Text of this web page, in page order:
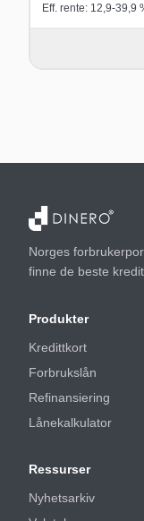
Eff. rente: 12,9-39,9
Norges
finne de beste
Produkter
Kredittkort
Forbrukslån
Refinansiering
Lånekalkulator
Ressurser
Nyhetsarkiv